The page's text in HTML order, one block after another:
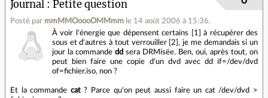
Journal Petite question
Posté par mmMMOoooOMMmm le 14 août 2006 à 15:36.
À voir l'énergie que dépensent certains [1] à récupérer des
sous et d'autres à tout verrouiller [2], je me demandais si un
jour la commande dd sera DRMisée. Ben, oui, après tout, on
peut bien faire une copie d'un dvd avec dd if=/dev/dvd
of=fichier.iso, non ?
Et la commande cat? Parce qu'on peut aussi faire un cat /dev/dvd >